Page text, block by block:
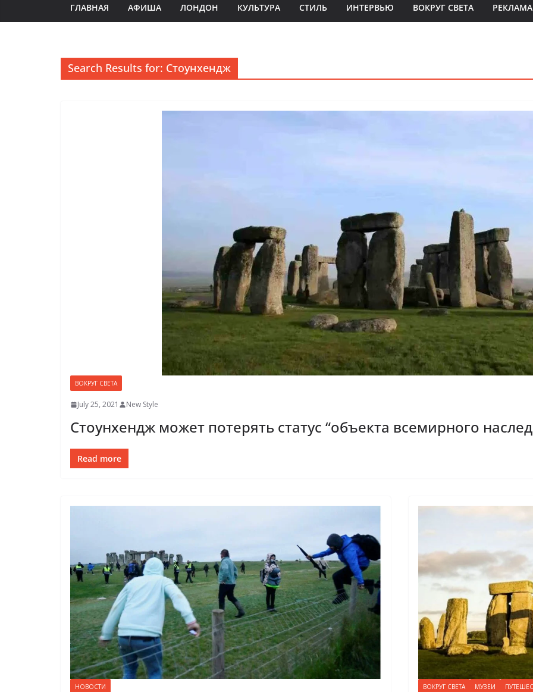
ГЛАВНАЯ АФИША ЛОНДОН КУЛЬТУРА СТИЛЬ ИНТЕРВЬЮ ВОКРУГ СВЕТА РЕКЛАМА
Search Results for: Стоунхендж
ВОКРУГ СВЕТА
July 25, 2021 New Style
Стоунхендж может потерять статус “объекта всемирного
Read more
НОВОСТИ ВОКРУГ СВЕТА МУЗЕИ